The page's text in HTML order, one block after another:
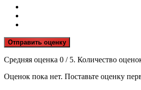
Отправить оценку
Средняя оценка 0 / 5. Количество
Оценок пока нет. Поставьте оценку